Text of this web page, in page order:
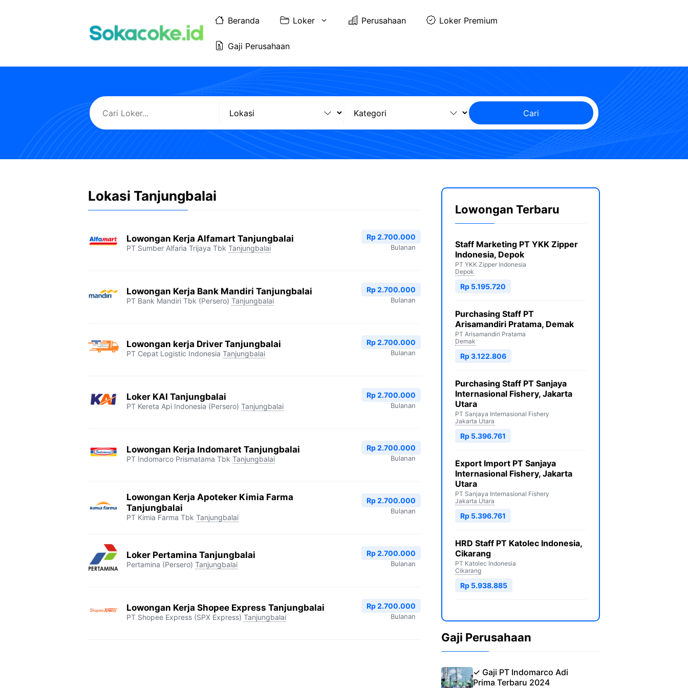
Beranda Loker Perusahaan Loker Premium
Gaji Perusahaan
Cari
Lokasi Tanjungbalai
Lowongan Kerja Alfamart Tanjungbalai
PT Sumber Alfaria Trijaya Tbk Tanjungbalai
Rp 2.700.000
Bulanan
Lowongan Kerja Bank Mandiri Tanjungbalai
PT Bank Mandiri Tbk (Persero) Tanjungbalai
Rp 2.700.000
Bulanan
Lowongan kerja Driver Tanjungbalai
PT Cepat Logistic Indonesia Tanjungbalai
Rp 2.700.000
Bulanan
Loker KAI Tanjungbalai
PT Kereta Api Indonesia (Persero) Tanjungbalai
Rp 2.700.000
Bulanan
Lowongan Kerja Indomaret Tanjungbalai
PT Indomarco Prismatama Tbk Tanjungbalai
Rp 2.700.000
Bulanan
Lowongan Kerja Apoteker Kimia Farma
Tanjungbalai
PT Kimia Farma Tbk Tanjungbalai
Rp 2.700.000
Bulanan
Loker Pertamina Tanjungbalai
Pertamina (Persero) Tanjungbalai
Rp 2.700.000
Bulanan
Lowongan Kerja Shopee Express Tanjungbalai
PT Shopee Express (SPX Express) Tanjungbalai
Rp 2.700.000
Bulanan
Lowongan Terbaru
Staff Marketing PT YKK Zipper
Indonesia, Depok
PT YKK Zipper Indonesia
Depok
Rp 5.195.720
Purchasing Staff PT
Arisamandiri Pratama, Demak
PT Arisamandiri Pratama
Demak
Rp 3.122.806
Purchasing Staff PT Sanjaya
Internasional Fishery, Jakarta
Utara
PT Sanjaya Internasional Fishery
Jakarta Utara
Rp 5.396.761
Export Import PT Sanjaya
Internasional Fishery, Jakarta
Utara
PT Sanjaya Internasional Fishery
Jakarta Utara
Rp 5.396.761
HRD Staff PT Katolec Indonesia,
Cikarang
PT Katolec Indonesia
Cikarang
Rp 5.938.885
Gaji Perusahaan
✓ Gaji PT Indomarco Adi
Prima Terbaru 2024